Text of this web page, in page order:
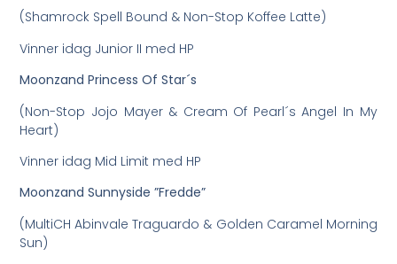
(Shamrock Spell Bound & Non-Stop Koffee Latte)
Vinner idag Junior II med HP
Moonzand Princess Of Star´s
(Non-Stop Jojo Mayer & Cream Of Pearl´s Angel In My
Heart)
Vinner idag Mid Limit med HP
Moonzand Sunnyside ”Fredde”
(MultiCH Abinvale Traguardo & Golden Caramel Morning
Sun)